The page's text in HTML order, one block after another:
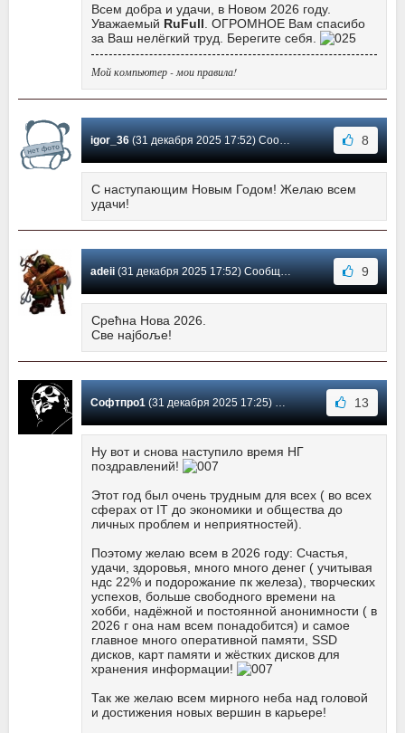
Всем добра и удачи, в Новом 2026 году.
Уважаемый RuFull. ОГРОМНОЕ Вам спасибо
за Ваш нелёгкий труд. Берегите себя.
Мой компьютер - мои правила!
igor_36(31 декабря 2025 17:52) Сообщение #32 8
С наступающим Новым Годом! Желаю всем
удачи!
adeii(31 декабря 2025 17:52) Сообщение #31 9
Срећна Нова 2026.
Све најбоље!
Софтпро1(31 декабря 2025 17:25) Сообщение #30 13
Ну вот и снова наступило время НГ
поздравлений!
Этот год был очень трудным для всех ( во всех
сферах от IT до экономики и общества до
личных проблем и неприятностей).
Поэтому желаю всем в 2026 году: Счастья,
удачи, здоровья, много много денег ( учитывая
ндс 22% и подорожание пк железа), творческих
успехов, больше свободного времени на
хобби, надёжной и постоянной анонимности ( в
2026 г она нам всем понадобится) и самое
главное много оперативной памяти, SSD
дисков, карт памяти и жёстких дисков для
хранения информации!
Так же желаю всем мирного неба над головой
и достижения новых вершин в карьере!